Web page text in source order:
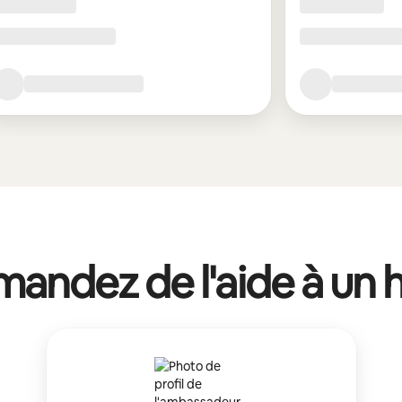
de l'aide à un